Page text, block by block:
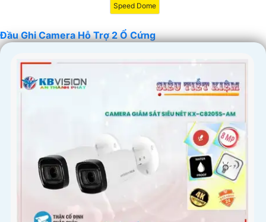
Speed Dome
Đầu Ghi Camera Hỗ Trợ 2 Ổ Cứng